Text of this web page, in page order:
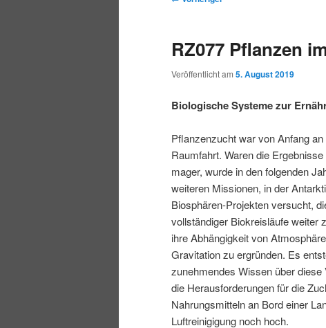
p
m
ä
r
e
n
s
u
n
d
ä
r
t
a
s
a
v
i
g
a
t
i
o
n
RZ077 Pflanzen
Veröffentlicht am 5. August 2019
Biologische Systeme zur
Pflanzenzucht war von Anfang
Raumfahrt. Waren die
mager, wurde in den folgenden
weiteren Missionen, in der
Biosphären-Projekten versucht,
vollständiger Biokreisläufe weiter
ihre Abhängigkeit von
Gravitation zu ergründen. Es
zunehmendes Wissen über diese
die Herausforderungen für die
Nahrungsmitteln an Bord einer
Luftreinigigung noch hoch.